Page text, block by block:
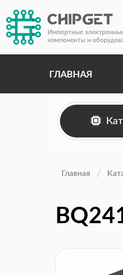
ГЛАВНАЯ
Главная